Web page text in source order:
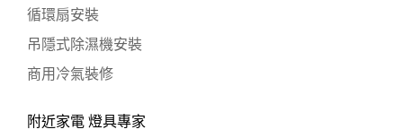
循環扇安裝
吊隱式除濕機安裝
商用冷氣裝修
附近家電 燈具專家